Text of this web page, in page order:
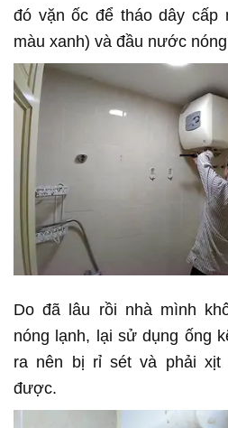
đó vặn ốc để tháo dây cấp
màu xanh) và đầu nước
Do đã lâu rồi nhà mình
nóng lạnh, lại sử dụng ống
ra nên bị rỉ sét và phải
được.